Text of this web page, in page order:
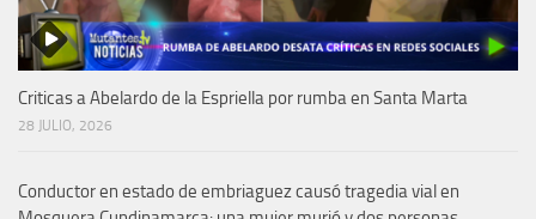
Criticas a Abelardo de la Espriella por rumba en Santa Marta
28 JULIO, 2026
Conductor en estado de embriaguez causó tragedia vial en